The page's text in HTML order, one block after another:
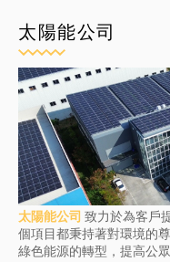
太陽能公司
太陽能公司 致力於為客戶
個項目都秉持著對環境的
綠色能源的轉型，提高公